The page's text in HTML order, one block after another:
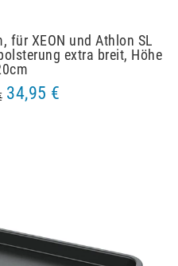
für XEON und Athlon SL
extra breit, Höhe
34,95 €